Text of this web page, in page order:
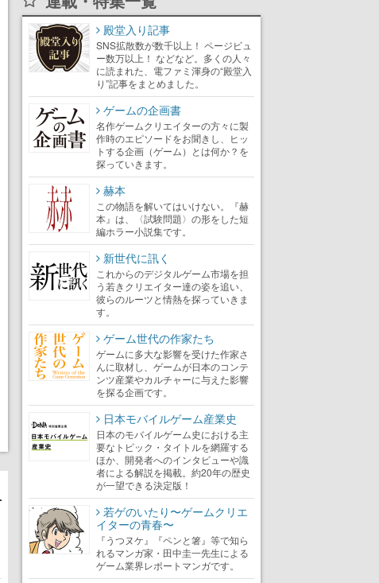
殿堂入り記事
SNS拡散数が数千以上！ ページビュ
ー数万以上！ などなど。多くの人々
に読まれた、電ファミ渾身の“殿堂入
り”記事をまとめました。
ゲームの企画書
名作ゲームクリエイターの方々に製
作時のエピソードをお聞きし、ヒッ
トする企画（ゲーム）とは何か？を
探っていきます。
赫本
この物語を解いてはいけない。『赫
本』は、〈試験問題〉の形をした短
編ホラー小説集です。
新世代に訊く
これからのデジタルゲーム市場を担
う若きクリエイター達の姿を追い、
彼らのルーツと情熱を探っていきま
す。
ゲーム世代の作家たち
ゲームに多大な影響を受けた作家さ
んに取材し、ゲームが日本のコンテ
ンツ産業やカルチャーに与えた影響
を探る企画です。
日本モバイルゲーム産業史
日本のモバイルゲーム史における主
要なトピック・タイトルを網羅する
ほか、開発者へのインタビューや識
者による解説を掲載。約20年の歴史
が一望できる決定版！
若ゲのいたり〜ゲームクリエ
イターの青春〜
『うつヌケ』『ペンと箸』等で知ら
れるマンガ家・田中圭一先生による
ゲーム業界レポートマンガです。